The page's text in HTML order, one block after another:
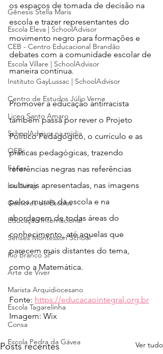
Gênesis Stella Maris
Escola Eleva | SchoolAdvisor
CEB - Centro Educacional Brandão
Escola Villare | SchoolAdvisor
Instituto GayLussac | SchoolAdvisor
Centro de Estudos Júlio Verne
Liceo Santo Amaro
SchoolAdvisor na mídia
OEBi
Férias
be.Living
Gestores de Escolas
Educação Internacional
Senses Montessori School
Rio Branco SP
Arte de Viver
Marista Arquidiocesano
Escola Tagarelinha
Consa
Escola Pedra da Gávea
os espaços de tomada de decisão na
escola e trazer representantes do
movimento negro para formações e
debates com a comunidade escolar de
maneira contínua.
Promover a educação antirracista
também passa por rever o Projeto
Político Pedagógico, o currículo e as
práticas pedagógicas, trazendo
referências negras nas referências
culturais apresentadas, nas imagens
pelos murais da escola e na
abordagem de todas áreas do
conhecimento, até aquelas que
parecem mais distantes do tema,
como a Matemática.
Fonte: https://educacaointegral.org.br
Imagem: Wix
Posts recentes Ver tudo